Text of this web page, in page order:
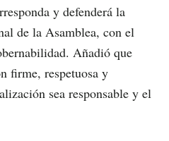
y defenderá la
de la Asamblea, con el
Añadió que
firme, respetuosa y
sea responsable y el